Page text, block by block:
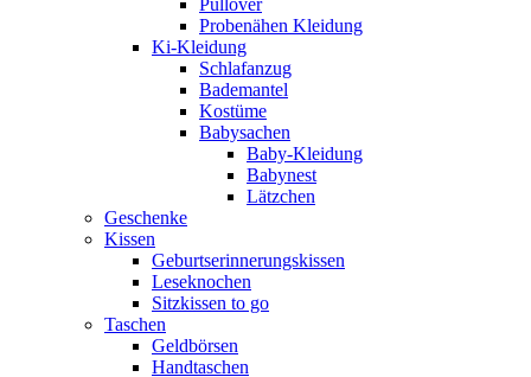
Probenähen Kleidung
Ki-Kleidung
Schlafanzug
Bademantel
Kostüme
Babysachen
Baby-Kleidung
Babynest
Lätzchen
Geschenke
Kissen
Geburtserinnerungskissen
Leseknochen
Sitzkissen to go
Taschen
Geldbörsen
Handtaschen